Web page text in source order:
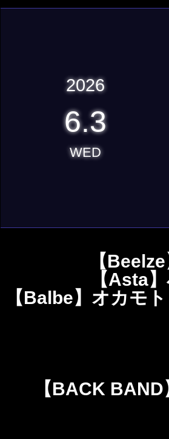
2026
6.3
WED
【
【Asta
【Balbe】オカモ
【BACK